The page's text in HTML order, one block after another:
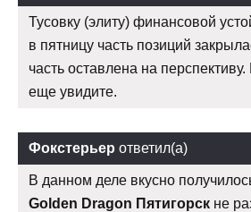
Тусовку (элиту) финансовой
в пятницу часть позиций
часть оставлена на
еще увидите.
Фокстерьер ответил(а)
В данном деле вкусно
Golden Dragon Пятигорск не